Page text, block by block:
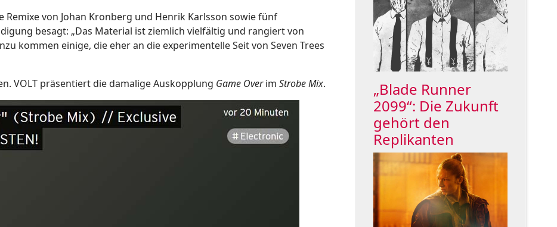
Remixe von Johan Kronberg und Henrik Karlsson sowie fünf
besagt: „Das Material ist ziemlich vielfältig und rangiert von
kommen einige, die eher an die experimentelle Seit von Seven Trees
VOLT präsentiert die damalige Auskopplung Game Overim Strobe Mix.
„Blade Runner
2099“: Die Zukunft
gehört den
Replikanten